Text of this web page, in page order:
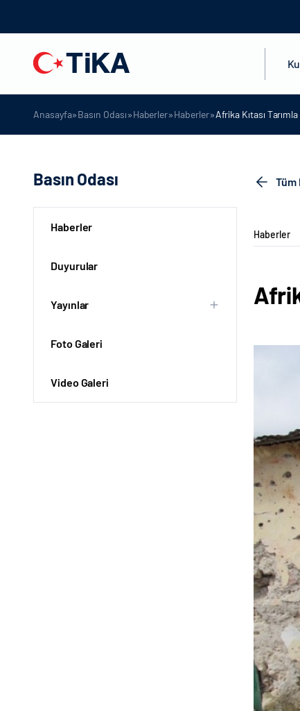
Anasayfa»Basın Odası»Haberler»Haberler»Afrika Kıtası
Basın Odası
Haberler
Duyurular
Yayınlar
Foto Galeri
Video Galeri
Tüm
Haberler